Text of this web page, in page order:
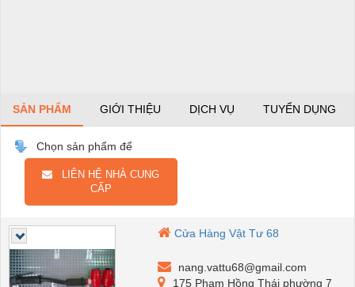
SẢN PHẨM GIỚI THIỆU DỊCH VỤ TUYỂN DỤNG
Chọn sản phẩm để
LIÊN HỆ NHÀ CUNG
CẤP
Cửa Hàng Vật Tư 68
nang.vattu68@gmail.com
175 Phạm Hồng Thái phường 7